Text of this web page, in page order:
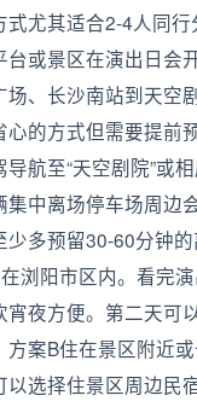
式尤其适合2-4人同
台或景区在演出日会
场、长沙南站到天空
心的方式但需要提前
航至“天空剧院”或
集中离场停车场周边
少多预留30-60分钟
浏阳市区内。看完
宵夜方便。第二天可
方案B住在景区附近
以选择住景区周边民